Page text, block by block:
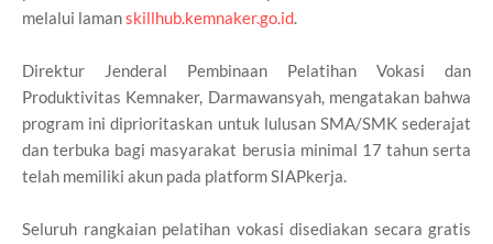
melalui lamanskillhub.kemnaker.go.id.
Direktur Jenderal Pembinaan Pelatihan Vokasi dan
Produktivitas Kemnaker, Darmawansyah, mengatakan bahwa
program ini diprioritaskan untuk lulusan SMA/SMK sederajat
dan terbuka bagi masyarakat berusia minimal 17 tahun serta
telah memiliki akun pada platform SIAPkerja.
Seluruh rangkaian pelatihan vokasi disediakan secara gratis